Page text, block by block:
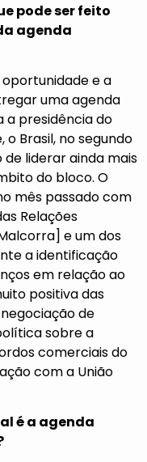
pode ser feito
agenda
e a
uma agenda
a presidência do
Brasil, no segundo
de liderar ainda mais
do bloco. O
mês passado com
Relações
e um dos
a identificação
em relação ao
positiva das
de
sobre a
comerciais do
com a União
é a agenda